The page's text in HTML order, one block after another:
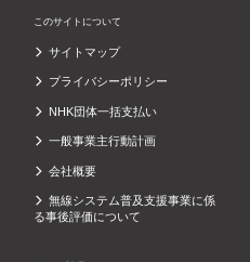
このサイトについて
サイトマップ
プライバシーポリシー
NHK団体一括支払い
一般事業主行動計画
会社概要
無線システム普及支援事業に係
る事後評価について